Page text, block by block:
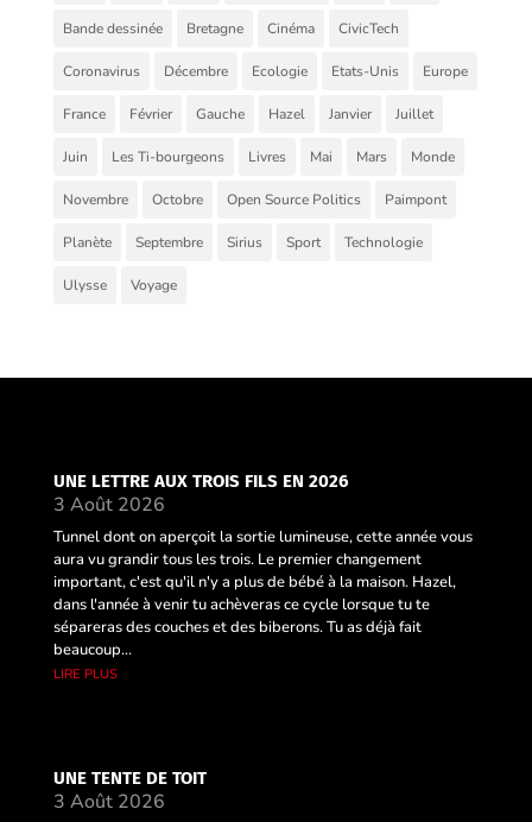
Bande dessinée Bretagne Cinéma CivicTech
Coronavirus Décembre Ecologie Etats-Unis Europe
France Février Gauche Hazel Janvier Juillet
Juin Les Ti-bourgeons Livres Mai Mars Monde
Novembre Octobre Open Source Politics Paimpont
Planète Septembre Sirius Sport Technologie
Ulysse Voyage
UNE LETTRE AUX TROIS FILS EN 2026
3 Août 2026
Tunnel dont on aperçoit la sortie lumineuse, cette année vous
aura vu grandir tous les trois. Le premier changement
important, c'est qu'il n'y a plus de bébé à la maison. Hazel,
dans l'année à venir tu achèveras ce cycle lorsque tu te
sépareras des couches et des biberons. Tu as déjà fait
beaucoup...
lire plus
UNE TENTE DE TOIT
3 Août 2026